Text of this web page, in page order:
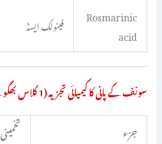
Rosmarinic
acid
فینولک ایسڈ
سونف کے پانی کا کیمیائی تجزیہ (1 گلاس بھگوئے ہوئے پانی میں)
جزء